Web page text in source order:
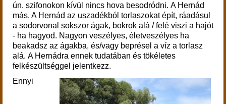
ún. szifonokon kívül nincs hova besodródni. A Hernád
más. A Hernád az uszadékból torlaszokat épít, ráadásul
a sodorvonal sokszor ágak, bokrok alá / felé viszi a hajót
- ha hagyod. Nagyon veszélyes, életveszélyes ha
beakadsz az ágakba, és/vagy beprésel a víz a torlasz
alá. A Hernádra ennek tudatában és tökéletes
felkészültséggel jelentkezz.
Ennyi